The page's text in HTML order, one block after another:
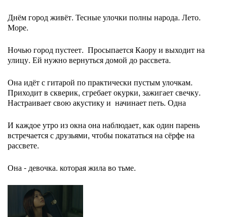
Днём город живёт. Тесные улочки полны народа. Лето.
Море.
Ночью город пустеет. Просыпается Каору и выходит на
улицу. Ей нужно вернуться домой до рассвета.
Она идёт с гитарой по практически пустым улочкам.
Приходит в скверик, сгребает окурки, зажигает свечку.
Настраивает свою акустику и начинает петь. Одна
И каждое утро из окна она наблюдает, как один парень
встречается с друзьями, чтобы покататься на сёрфе на
рассвете.
Она - девочка. которая жила во тьме.